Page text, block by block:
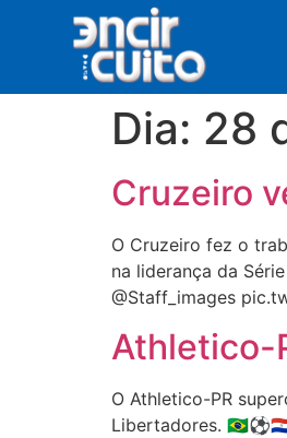
Dia: 28
Cruzeiro
O Cruzeiro fez o
na liderança da
@Staff_images
Athletico-
O Athletico-PR
Libertadores.